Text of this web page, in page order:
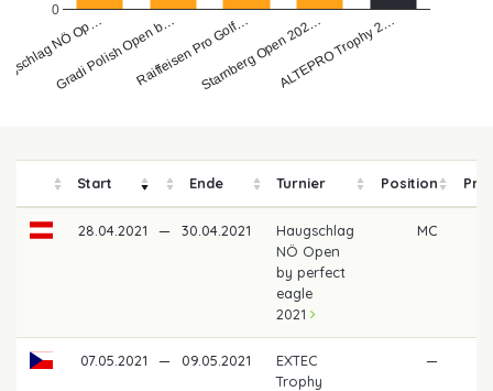
NÖ Op…
Gradi Polish Open b…Raiffeisen Pro Golf…Starnberg Open 202…ALTEPRO Trophy 2…
0
Start Ende Turnier Position
28.04.2021 — 30.04.2021
Haugschlag
NÖ Open
by perfect
eagle
2021
MC
07.05.2021 — 09.05.2021
EXTEC
Trophy
—